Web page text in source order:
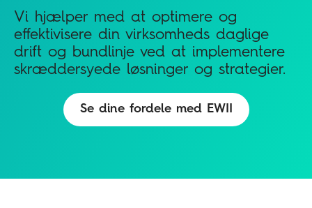
Vi hjælper med at optimere og
effektivisere din virksomheds daglige
drift og bundlinje ved at implementere
skræddersyede løsninger og strategier.
Se dine fordele med EWII